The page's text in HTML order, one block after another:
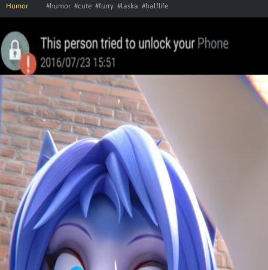
Humor #humor #cute #furry #laska #halflife